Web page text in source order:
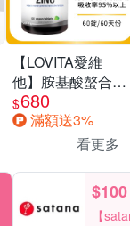
【LOVITA愛維
他】胺基酸螯合鋅
x2瓶30mg素食錠
(鋅錠)
$680
滿額送3%
看更多
$100
【